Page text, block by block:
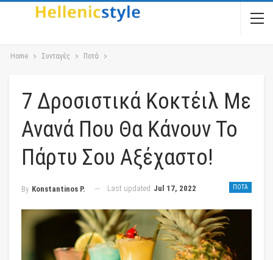
Home Συνταγές Ποτά
7 Δροσιστικά Κοκτέιλ Με
Ανανά Που Θα Κάνουν Το
Πάρτυ Σου Αξέχαστο!
ΠΟΤΆ
By Konstantinos P. Last updated Jul 17, 2022